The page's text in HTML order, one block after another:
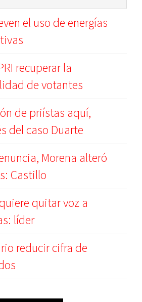
el uso de energías
recuperar la
de votantes
de priístas aquí,
del caso Duarte
Morena alteró
Castillo
quitar voz a
líder
reducir cifra de